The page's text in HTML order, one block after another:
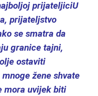
prijateljiciU
prijateljstvo
se smatra da
granice tajni,
ostaviti
žene shvate
mora uvijek biti